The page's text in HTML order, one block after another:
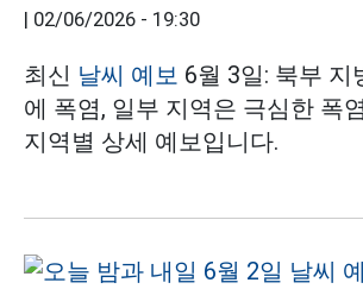
| 02/06/2026 - 19:30
최신 날씨 예보 6월 3일: 북부 지
에 폭염, 일부 지역은 극심한 폭
지역별 상세 예보입니다.